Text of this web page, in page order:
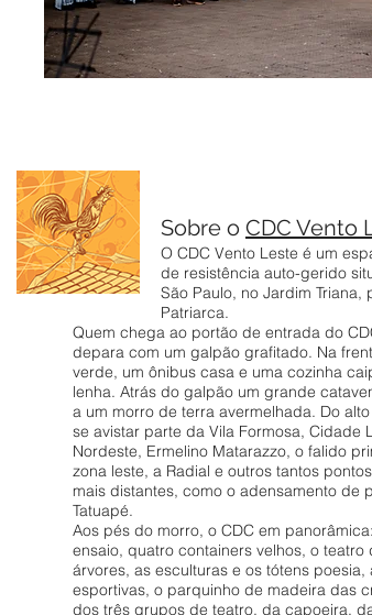
Sobre o CDC Vento
O CDC Vento Leste é um
de resistência auto-gerido
São Paulo, no Jardim Triana,
Patriarca.
Quem chega ao portão de entrada do
depara com um galpão grafitado. Na
verde, um ônibus casa e uma cozinha
lenha. Atrás do galpão um grande
a um morro de terra avermelhada. Do
se avistar parte da Vila Formosa, Cidade
Nordeste, Ermelino Matarazzo, o falido
zona leste, a Radial e outros tantos
mais distantes, como o adensamento de
Tatuapé.
Aos pés do morro, o CDC em
ensaio, quatro containers velhos, o teatro
árvores, as esculturas e os tótens poesia,
esportivas, o parquinho de madeira das
dos três grupos de teatro, da capoeira,